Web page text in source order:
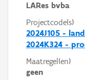
LARes bvba
Projectcode(s)
2024J105 -
2024K324 -
Maatregel(en)
geen